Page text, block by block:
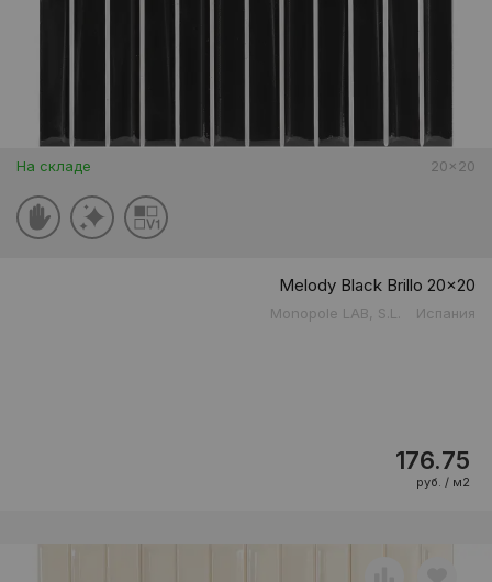
На складе 20x20
Melody Black Brillo 20x20
Monopole LAB, S.L. Испания
176.75
руб. / м2